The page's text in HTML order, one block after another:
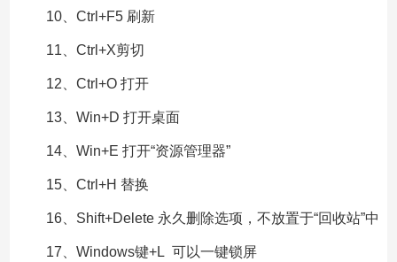
10、Ctrl+F5 刷新
11、Ctrl+X剪切
12、Ctrl+O 打开
13、Win+D 打开桌面
14、Win+E 打开“资源管理器”
15、Ctrl+H 替换
16、Shift+Delete 永久删除选项，不放置于“回收站”中
17、Windows键+L 可以一键锁屏